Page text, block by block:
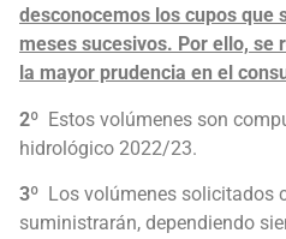
desconocemos los cupos que
meses sucesivos. Por ello, se
la mayor prudencia en el
2º Estos volúmenes son
hidrológico 2022/23.
3º Los volúmenes solicitados
suministrarán, dependiendo